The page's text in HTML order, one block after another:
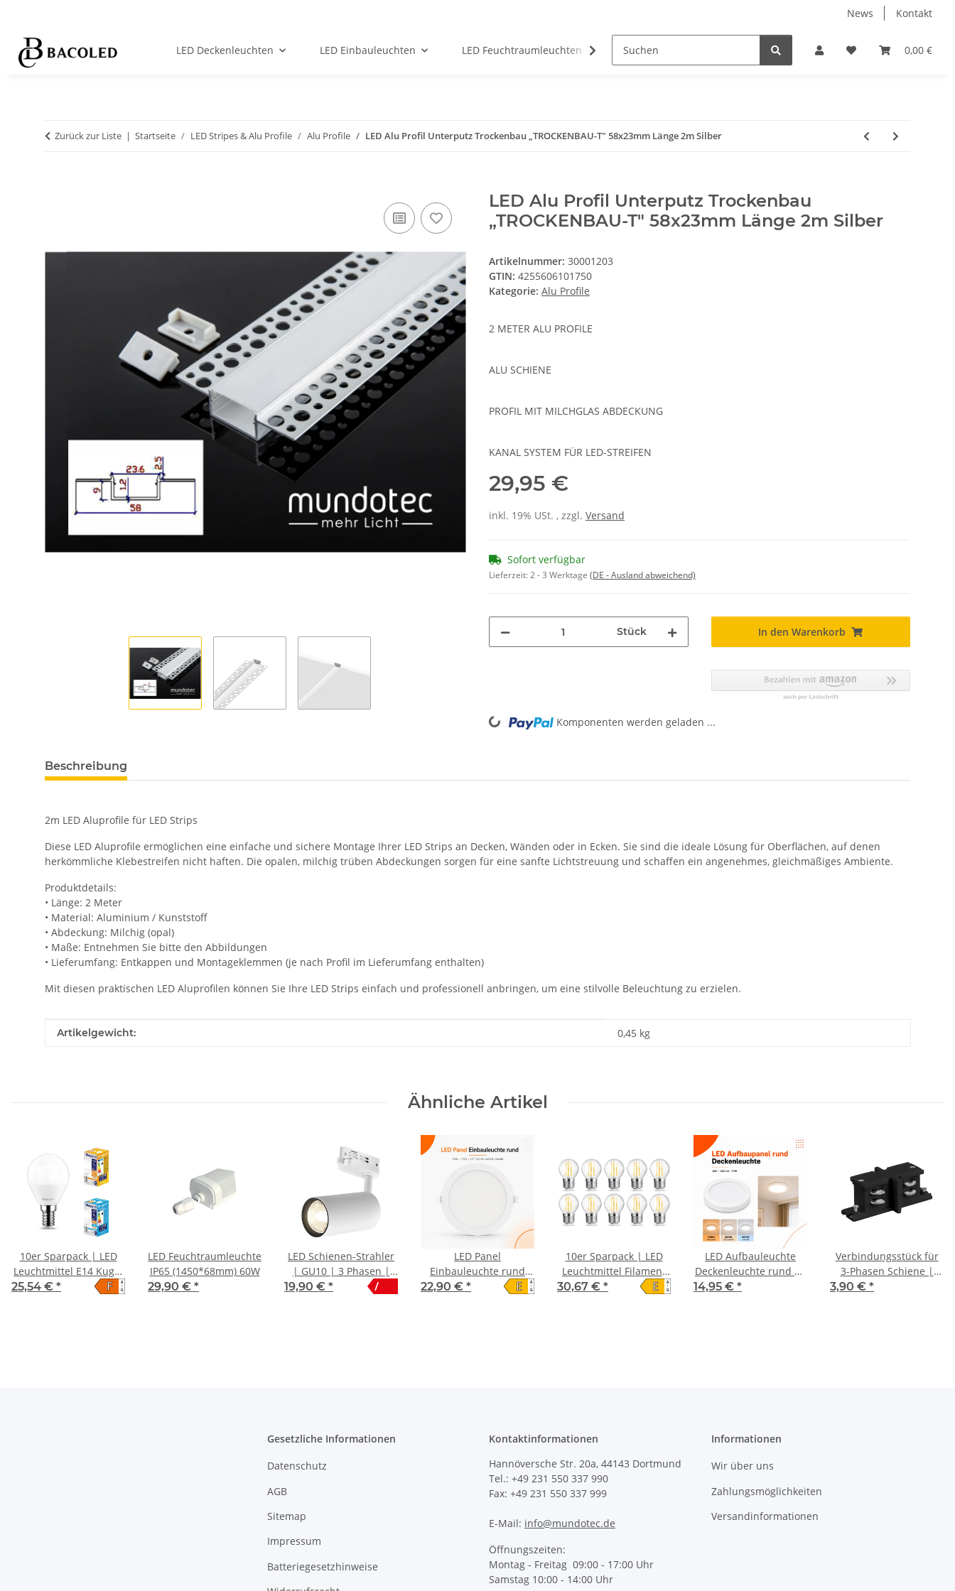
News Kontakt
0,00 €
LED Deckenleuchten LED Einbauleuchten LED Feuchtraumleuchten LED Gewerbe/Industrie Hallenbeleuchtung LED Leuchtmittel
Zurück zur Liste Startseite LED Stripes & Alu Profile Alu Profile LED Alu Profil Unterputz Trockenbau „TROCKENBAU-T" 58x23mm Länge 2m Silber
LED Alu Profil Unterputz Trockenbau
„TROCKENBAU-T" 58x23mm Länge 2m Silber
Artikelnummer: 30001203
GTIN: 4255606101750
Kategorie: Alu Profile
2 METER ALU PROFILE
ALU SCHIENE
PROFIL MIT MILCHGLAS ABDECKUNG
KANAL SYSTEM FÜR LED-STREIFEN
29,95 €
inkl. 19% USt. , zzgl. Versand
Sofort verfügbar
Lieferzeit:2 - 3 Werktage (DE - Ausland abweichend)
Stück In den Warenkorb
Loading... Komponenten werden geladen ...
Beschreibung
2m LED Aluprofile für LED Strips
Diese LED Aluprofile ermöglichen eine einfache und sichere Montage Ihrer LED Strips an Decken, Wänden oder in Ecken. Sie sind die ideale Lösung für Oberflächen, auf denen
herkömmliche Klebestreifen nicht haften. Die opalen, milchig trüben Abdeckungen sorgen für eine sanfte Lichtstreuung und schaffen ein angenehmes, gleichmäßiges Ambiente.
Produktdetails:
• Länge: 2 Meter
• Material: Aluminium / Kunststoff
• Abdeckung: Milchig (opal)
• Maße: Entnehmen Sie bitte den Abbildungen
• Lieferumfang: Entkappen und Montageklemmen (je nach Profil im Lieferumfang enthalten)
Mit diesen praktischen LED Aluprofilen können Sie Ihre LED Strips einfach und professionell anbringen, um eine stilvolle Beleuchtung zu erzielen.
Produkteigenschaft
Wert
Artikelgewicht: 0,45 kg
Ähnliche Artikel
10er Sparpack | LED
Leuchtmittel E14 Kugel
P45 5 Watt | matt
25,54 € * A
↑
G
F
LED Feuchtraumleuchte
IP65 (1450*68mm) 60W
29,90 € *
LED Schienen-Strahler
| GU10 | 3 Phasen |
IP20 | weiß
19,90 € * /
LED Panel
Einbauleuchte rund
23W IP20 Ø 28,0 cm |
22,90 € * A
↑
G
E
10er Sparpack | LED
Leuchtmittel Filament
E27 Kugel 4 Watt
30,67 € * A
↑
G
E
LED Aufbauleuchte
Deckenleuchte rund 18
Watt IP20
14,95 € *
Verbindungsstück für
3-Phasen Schiene |
gerade | schwarz
3,90 € *
Gesetzliche Informationen
Datenschutz
AGB
Sitemap
Impressum
Batteriegesetzhinweise
Kontaktinformationen
Hannöversche Str. 20a, 44143 Dortmund
Tel.: +49 231 550 337 990
Fax: +49 231 550 337 999
E-Mail: info@mundotec.de
Öffnungszeiten:
Montag - Freitag 09:00 - 17:00 Uhr
Samstag 10:00 - 14:00 Uhr
Informationen
Wir über uns
Zahlungsmöglichkeiten
Versandinformationen